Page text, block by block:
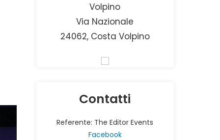
Volpino
Via Nazionale
24062, Costa Volpino
Contatti
Referente: The Editor Events
Facebook